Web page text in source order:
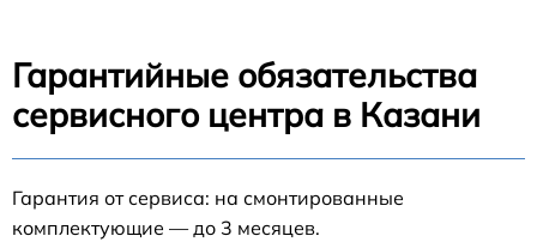
Гарантийные обязательства
сервисного центра в Казани
Гарантия от сервиса: на смонтированные
комплектующие — до 3 месяцев.